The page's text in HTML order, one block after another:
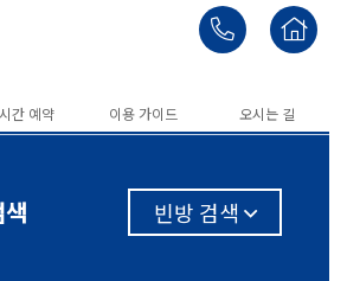
간 예약 이용 가이드 오시는 길
빈방 검색